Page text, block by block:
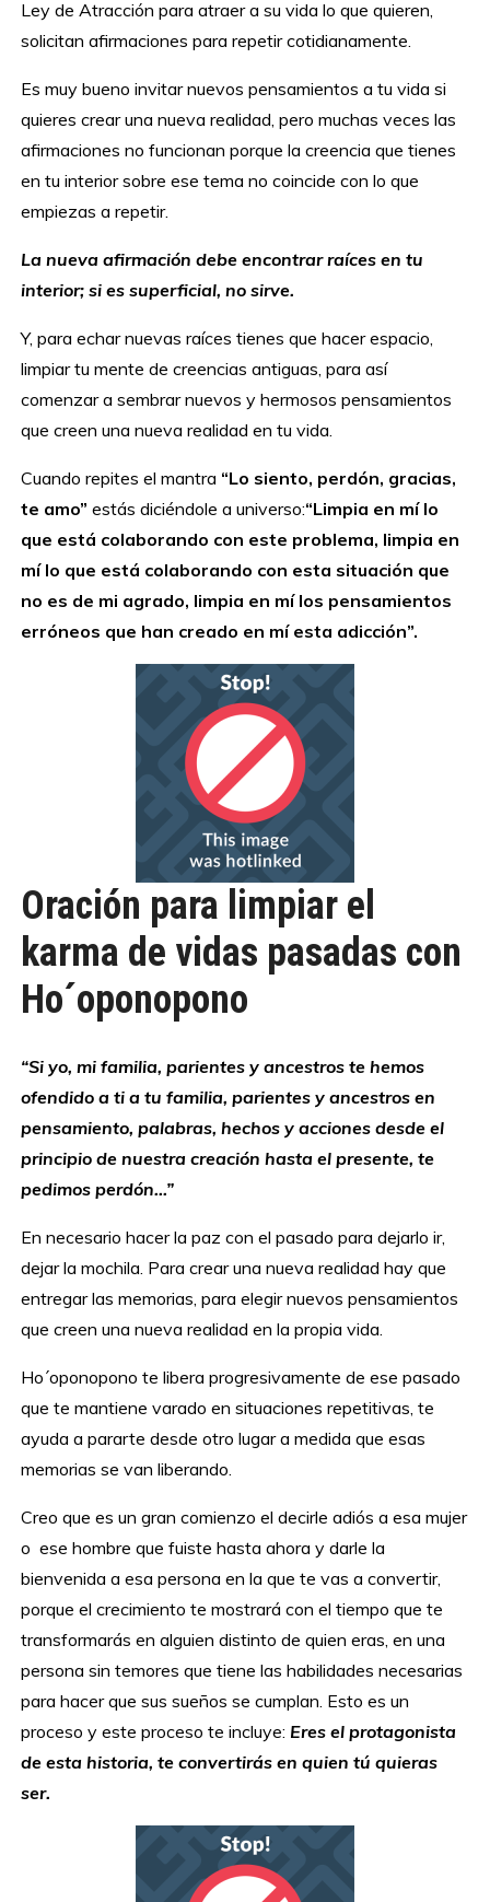
Ley de Atracción para atraer a su vida lo que quieren,
solicitan afirmaciones para repetir cotidianamente.
Es muy bueno invitar nuevos pensamientos a tu vida si
quieres crear una nueva realidad, pero muchas veces las
afirmaciones no funcionan porque la creencia que tienes
en tu interior sobre ese tema no coincide con lo que
empiezas a repetir.
La nueva afirmación debe encontrar raíces en tu
interior; si es superficial, no sirve.
Y, para echar nuevas raíces tienes que hacer espacio,
limpiar tu mente de creencias antiguas, para así
comenzar a sembrar nuevos y hermosos pensamientos
que creen una nueva realidad en tu vida.
Cuando repites el mantra “Lo siento, perdón, gracias,
te amo” estás diciéndole a universo:“Limpia en mí lo
que está colaborando con este problema, limpia en
mí lo que está colaborando con esta situación que
no es de mi agrado, limpia en mí los pensamientos
erróneos que han creado en mí esta adicción”.
Oración para limpiar el
karma de vidas pasadas con
Ho´oponopono
“Si yo, mi familia, parientes y ancestros te hemos
ofendido a ti a tu familia, parientes y ancestros en
pensamiento, palabras, hechos y acciones desde el
principio de nuestra creación hasta el presente, te
pedimos perdón…”
En necesario hacer la paz con el pasado para dejarlo ir,
dejar la mochila. Para crear una nueva realidad hay que
entregar las memorias, para elegir nuevos pensamientos
que creen una nueva realidad en la propia vida.
Ho´oponopono te libera progresivamente de ese pasado
que te mantiene varado en situaciones repetitivas, te
ayuda a pararte desde otro lugar a medida que esas
memorias se van liberando.
Creo que es un gran comienzo el decirle adiós a esa mujer
o ese hombre que fuiste hasta ahora y darle la
bienvenida a esa persona en la que te vas a convertir,
porque el crecimiento te mostrará con el tiempo que te
transformarás en alguien distinto de quien eras, en una
persona sin temores que tiene las habilidades necesarias
para hacer que sus sueños se cumplan. Esto es un
proceso y este proceso te incluye: Eres el protagonista
de esta historia, te convertirás en quien tú quieras
ser.